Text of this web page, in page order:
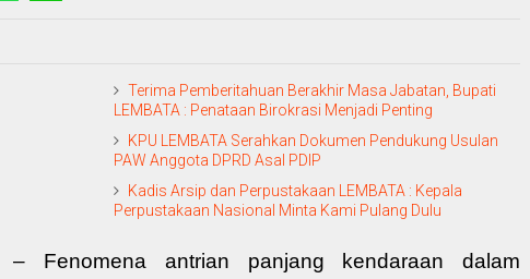
Terima Pemberitahuan Berakhir Masa Jabatan, Bupati
LEMBATA : Penataan Birokrasi Menjadi Penting
KPU LEMBATA Serahkan Dokumen Pendukung Usulan
PAW Anggota DPRD Asal PDIP
Kadis Arsip dan Perpustakaan LEMBATA : Kepala
Perpustakaan Nasional Minta Kami Pulang Dulu
– Fenomena antrian panjang kendaraan dalam